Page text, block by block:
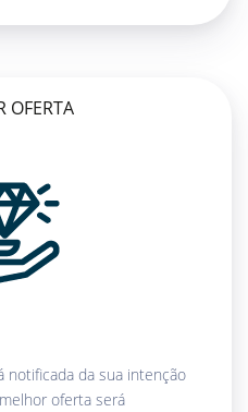
OFERTA
notificada da sua intenção
oferta será